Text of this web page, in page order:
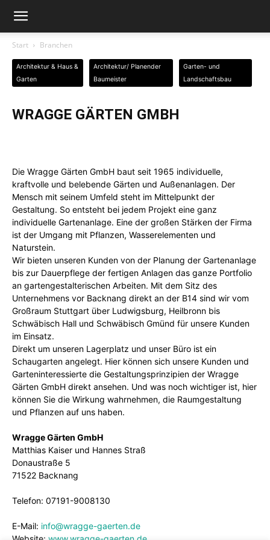
Start Branchen
Architektur & Haus &
Garten
Architektur/ Planender
Baumeister
Garten- und
Landschaftsbau
WRAGGE GÄRTEN GMBH
Die Wragge Gärten GmbH baut seit 1965 individuelle,
kraftvolle und belebende Gärten und Außenanlagen. Der
Mensch mit seinem Umfeld steht im Mittelpunkt der
Gestaltung. So entsteht bei jedem Projekt eine ganz
individuelle Gartenanlage. Eine der großen Stärken der Firma
ist der Umgang mit Pflanzen, Wasserelementen und
Naturstein.
Wir bieten unseren Kunden von der Planung der Gartenanlage
bis zur Dauerpflege der fertigen Anlagen das ganze Portfolio
an gartengestalterischen Arbeiten. Mit dem Sitz des
Unternehmens vor Backnang direkt an der B14 sind wir vom
Großraum Stuttgart über Ludwigsburg, Heilbronn bis
Schwäbisch Hall und Schwäbisch Gmünd für unsere Kunden
im Einsatz.
Direkt um unseren Lagerplatz und unser Büro ist ein
Schaugarten angelegt. Hier können sich unsere Kunden und
Garteninteressierte die Gestaltungsprinzipien der Wragge
Gärten GmbH direkt ansehen. Und was noch wichtiger ist, hier
können Sie die Wirkung wahrnehmen, die Raumgestaltung
und Pflanzen auf uns haben.
Wragge Gärten GmbH
Matthias Kaiser und Hannes Straß
Donaustraße 5
71522 Backnang
Telefon: 07191-9008130
E-Mail: info@wragge-gaerten.de